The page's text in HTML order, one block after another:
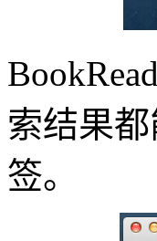
索结果
签。